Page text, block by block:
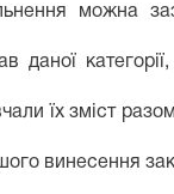
можна
даної
їх зміст
винесення